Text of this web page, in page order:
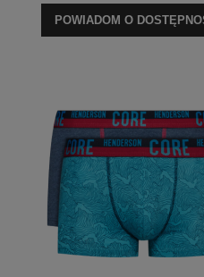
POWIADOM O